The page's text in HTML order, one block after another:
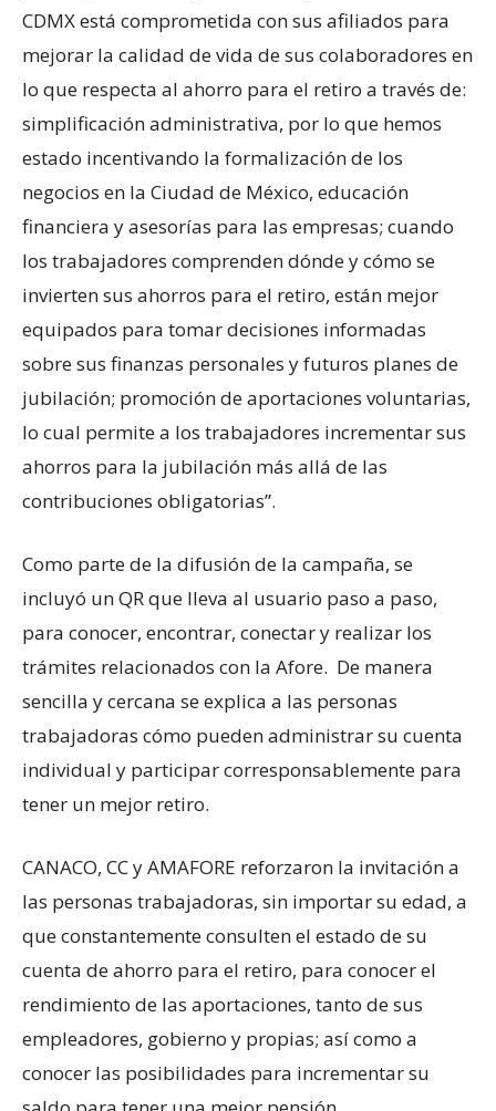
CDMX está comprometida con sus afiliados para
mejorar la calidad de vida de sus colaboradores en
lo que respecta al ahorro para el retiro a través de:
simplificación administrativa, por lo que hemos
estado incentivando la formalización de los
negocios en la Ciudad de México, educación
financiera y asesorías para las empresas; cuando
los trabajadores comprenden dónde y cómo se
invierten sus ahorros para el retiro, están mejor
equipados para tomar decisiones informadas
sobre sus finanzas personales y futuros planes de
jubilación; promoción de aportaciones voluntarias,
lo cual permite a los trabajadores incrementar sus
ahorros para la jubilación más allá de las
contribuciones obligatorias”.
Como parte de la difusión de la campaña, se
incluyó un QR que lleva al usuario paso a paso,
para conocer, encontrar, conectar y realizar los
trámites relacionados con la Afore. De manera
sencilla y cercana se explica a las personas
trabajadoras cómo pueden administrar su cuenta
individual y participar corresponsablemente para
tener un mejor retiro.
CANACO, CC y AMAFORE reforzaron la invitación a
las personas trabajadoras, sin importar su edad, a
que constantemente consulten el estado de su
cuenta de ahorro para el retiro, para conocer el
rendimiento de las aportaciones, tanto de sus
empleadores, gobierno y propias; así como a
conocer las posibilidades para incrementar su